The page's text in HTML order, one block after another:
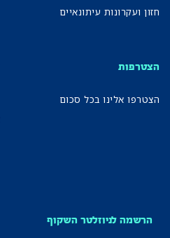
חזון ועקרונות עיתונאיים
הצטרפות
הצטרפו אלינו בכל סכום
הרשמה לניוזלטר השקוף